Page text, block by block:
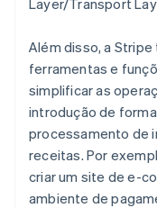
Além disso, a
ferramentas e
simplificar as
introdução de
processamento de
receitas. Por
criar um site de e-
ambiente de